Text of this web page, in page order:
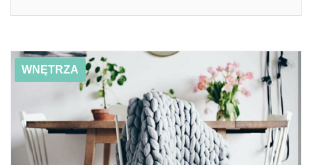
Ulubieńcy lutego, czyli wnętrzarskie dodatki, które
polecamy w tym miesiącu
01/05/2019
WNĘTRZA